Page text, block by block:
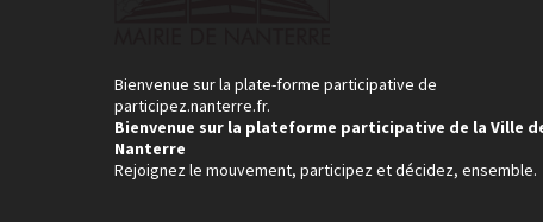
Bienvenue sur la plate-forme participative de
participez.nanterre.fr.
Bienvenue sur la plateforme participative de la Ville
Nanterre
Rejoignez le mouvement, participez et décidez, ensemble.